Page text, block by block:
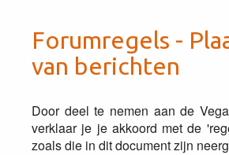
Forumregels -
van berichten
Door deel te nemen aan de
verklaar je je akkoord met de
zoals die in dit document zijn